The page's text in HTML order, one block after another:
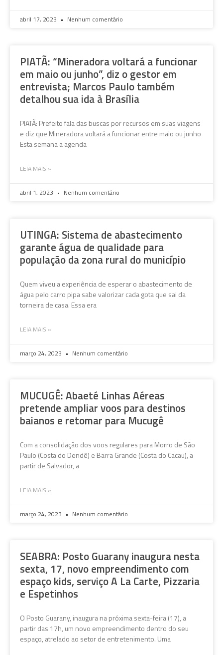
abril 17, 2023 Nenhum comentário
PIATÃ: “Mineradora voltará a funcionar
em maio ou junho”, diz o gestor em
entrevista; Marcos Paulo também
detalhou sua ida à Brasília
PIATÃ: Prefeito fala das buscas por recursos em suas viagens
e diz que Mineradora voltará a funcionar entre maio ou junho
Esta semana a agenda
LEIA MAIS »
abril 1, 2023 Nenhum comentário
UTINGA: Sistema de abastecimento
garante água de qualidade para
população da zona rural do município
Quem viveu a experiência de esperar o abastecimento de
água pelo carro pipa sabe valorizar cada gota que sai da
torneira de casa. Essa era
LEIA MAIS »
março 24, 2023 Nenhum comentário
MUCUGÊ: Abaeté Linhas Aéreas
pretende ampliar voos para destinos
baianos e retomar para Mucugê
Com a consolidação dos voos regulares para Morro de São
Paulo (Costa do Dendê) e Barra Grande (Costa do Cacau), a
partir de Salvador, a
LEIA MAIS »
março 24, 2023 Nenhum comentário
SEABRA: Posto Guarany inaugura nesta
sexta, 17, novo empreendimento com
espaço kids, serviço A La Carte, Pizzaria
e Espetinhos
O Posto Guarany, inaugura na próxima sexta-feira (17), a
partir das 17h, um novo empreendimento dentro do seu
espaço, atrelado ao setor de entretenimento. Uma